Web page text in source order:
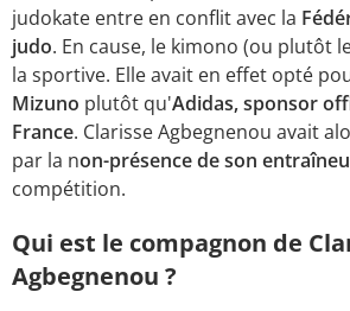
judokate entre en conflit avec la
judo. En cause, le kimono (ou plutôt
la sportive. Elle avait en effet opté
Mizuno plutôt qu'Adidas, sponsor
France. Clarisse Agbegnenou avait
par la non-présence de son
compétition.
Qui est le compagnon de
Agbegnenou ?